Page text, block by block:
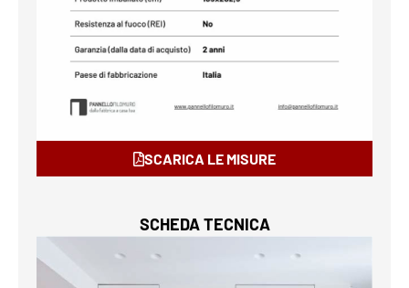
SCARICA LE MISURE
SCHEDA TECNICA